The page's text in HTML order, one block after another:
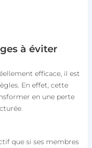
à éviter
efficace, il est
En effet, cette
en une perte
que si ses membres